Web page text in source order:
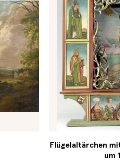
Flügelaltärchen
um